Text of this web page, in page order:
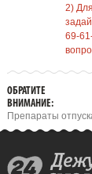
2)
69-
ОБРАТИТЕ
ВНИМАНИЕ:
Препараты